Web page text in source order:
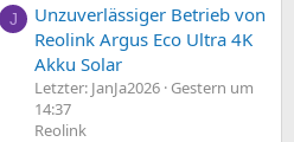
J
Unzuverlässiger Betrieb von
Reolink Argus Eco Ultra 4K
Akku Solar
Letzter: JanJa2026 Gestern um
14:37
Reolink